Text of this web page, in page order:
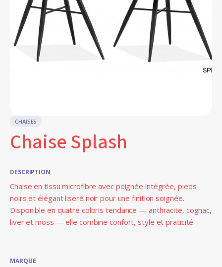
CHAISES
Chaise Splash
DESCRIPTION
Chaise en tissu microfibre avec poignée intégrée, pieds
noirs et élégant liseré noir pour une finition soignée.
Disponible en quatre coloris tendance — anthracite, cognac,
liver et moss — elle combine confort, style et praticité.
MARQUE